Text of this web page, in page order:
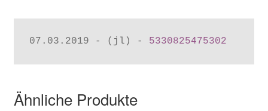
07.03.2019 - (jl) - 5330825475302
Ähnliche Produkte